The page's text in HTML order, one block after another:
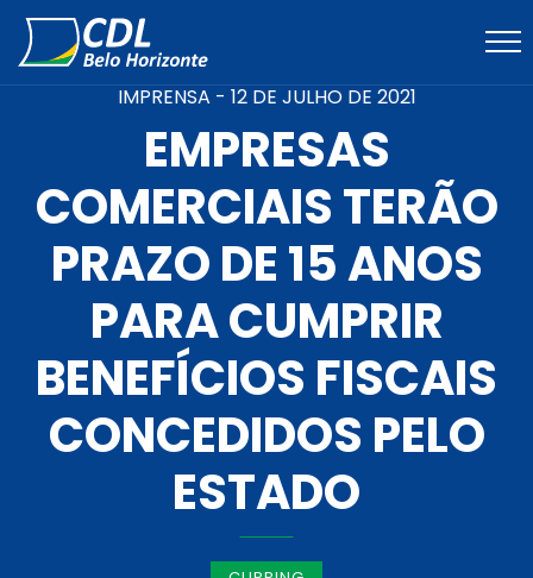
IMPRENSA - 12 DE JULHO DE 2021
EMPRESAS
COMERCIAIS TERÃO
PRAZO DE 15 ANOS
PARA CUMPRIR
BENEFÍCIOS FISCAIS
CONCEDIDOS PELO
ESTADO